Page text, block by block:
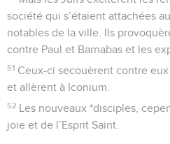
société qui s’étaient attachées
notables de la ville. Ils
contre Paul et Barnabas et les
51 Ceux-ci secouèrent contre
et allèrent à Iconium.
52 Les nouveaux *disciples,
joie et de l’Esprit Saint.